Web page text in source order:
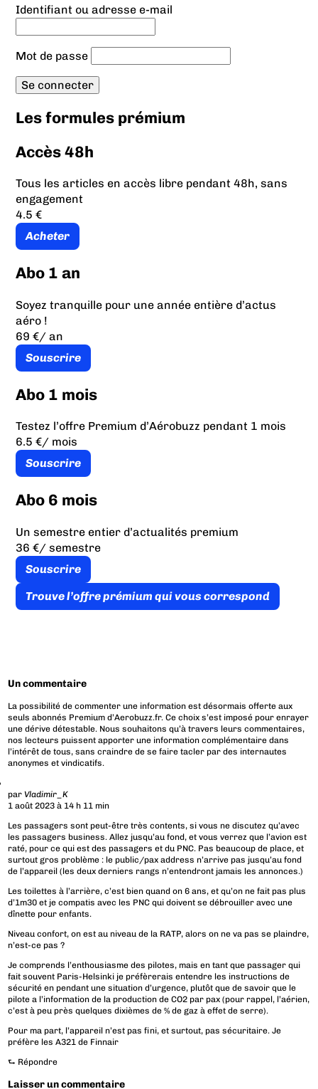
Identifiant ou adresse e-mail
Mot de passe
Les formules prémium
Accès 48h
Tous les articles en accès libre pendant 48h, sans
engagement
4.5 €
Acheter
Abo 1 an
Soyez tranquille pour une année entière d’actus
aéro !
69 €/ an
Souscrire
Abo 1 mois
Testez l’offre Premium d’Aérobuzz pendant 1 mois
6.5 €/ mois
Souscrire
Abo 6 mois
Un semestre entier d’actualités premium
36 €/ semestre
Souscrire
Trouve l’offre prémium qui vous correspond
Un commentaire
La possibilité de commenter une information est désormais offerte aux
seuls abonnés Premium d’Aerobuzz.fr. Ce choix s’est imposé pour enrayer
une dérive détestable. Nous souhaitons qu’à travers leurs commentaires,
nos lecteurs puissent apporter une information complémentaire dans
l’intérêt de tous, sans craindre de se faire tacler par des internautes
anonymes et vindicatifs.
parVladimir_K
1 août 2023 à 14 h 11 min
Les passagers sont peut-être très contents, si vous ne discutez qu’avec
les passagers business. Allez jusqu’au fond, et vous verrez que l’avion est
raté, pour ce qui est des passagers et du PNC. Pas beaucoup de place, et
surtout gros problème : le public/pax address n’arrive pas jusqu’au fond
de l’appareil (les deux derniers rangs n’entendront jamais les annonces.)
Les toilettes à l’arrière, c’est bien quand on 6 ans, et qu’on ne fait pas plus
d’1m30 et je compatis avec les PNC qui doivent se débrouiller avec une
dînette pour enfants.
Niveau confort, on est au niveau de la RATP, alors on ne va pas se plaindre,
n’est-ce pas ?
Je comprends l’enthousiasme des pilotes, mais en tant que passager qui
fait souvent Paris-Helsinki je préfèrerais entendre les instructions de
sécurité en pendant une situation d’urgence, plutôt que de savoir que le
pilote a l’information de la production de CO2 par pax (pour rappel, l’aérien,
c’est à peu près quelques dixièmes de % de gaz à effet de serre).
Pour ma part, l’appareil n’est pas fini, et surtout, pas sécuritaire. Je
préfère les A321 de Finnair
⮑ Répondre
Laisser un commentaire